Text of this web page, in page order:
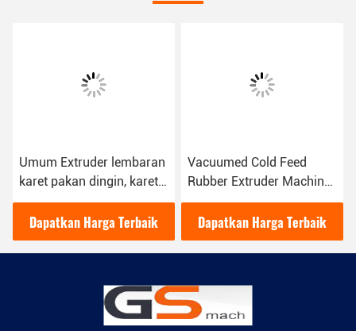
Umum Extruder lembaran
karet pakan dingin, karet
mesin granulator Alloy
Steel sekrup
Dapatkan Harga Terbaik
Vacuumed Cold Feed
Rubber Extruder Machine
Untuk Windows Dan Pintu
Sealing
Dapatkan Harga Terbaik